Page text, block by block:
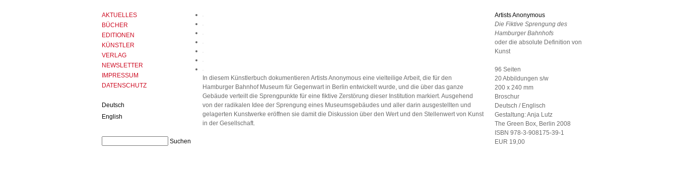
In diesem Künstlerbuch dokumentieren Artists Anonymous eine vielteilige Arbeit, die für den
Hamburger Bahnhof Museum für Gegenwart in Berlin entwickelt wurde, und die über das ganze
Gebäude verteilt die Sprengpunkte für eine fiktive Zerstörung dieser Institution markiert. Ausgehend
von der radikalen Idee der Sprengung eines Museumsgebäudes und aller darin ausgestellten und
gelagerten Kunstwerke eröffnen sie damit die Diskussion über den Wert und den Stellenwert von Kunst
in der Gesellschaft.
AKTUELLES
BÜCHER
EDITIONEN
KÜNSTLER
VERLAG
NEWSLETTER
IMPRESSUM
DATENSCHUTZ
Deutsch
English
Artists Anonymous
Die Fiktive Sprengung des
Hamburger Bahnhofs
oder die absolute Definition von
Kunst
96 Seiten
20 Abbildungen s/w
200 x 240 mm
Broschur
Deutsch / Englisch
Gestaltung:Anja Lutz
The Green Box, Berlin 2008
ISBN 978-3-908175-39-1
EUR 19,00